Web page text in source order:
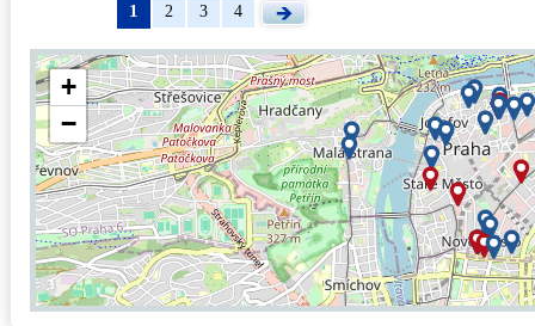
1 2 3 4
+
−